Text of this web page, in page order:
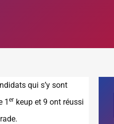
qui s’y sont
1 er keup et 9 ont réussi